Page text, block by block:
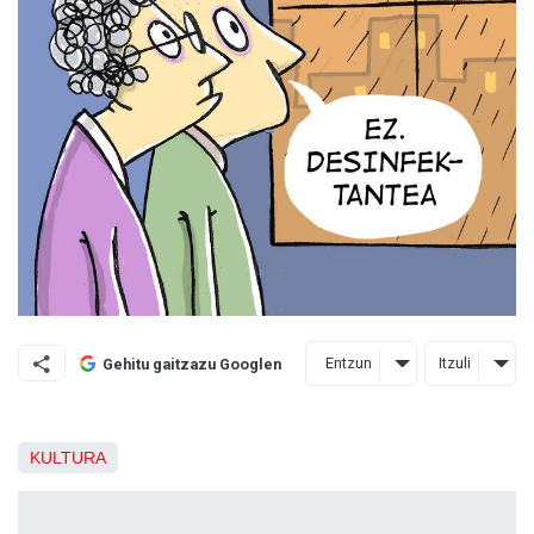
Gehitu gaitzazu Googlen Entzun Itzuli
KULTURA